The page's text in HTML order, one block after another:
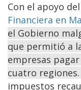
Con el apoyo del
Financiera en
el Gobierno
que permitió a
empresas
cuatro regiones.
impuestos